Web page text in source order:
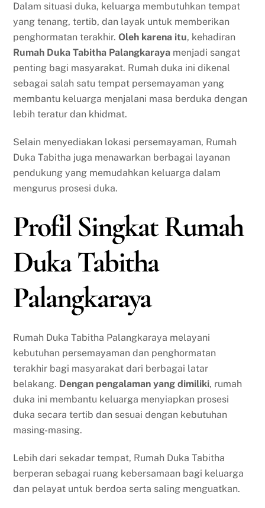
Dalam situasi duka, keluarga membutuhkan tempat
yang tenang, tertib, dan layak untuk memberikan
penghormatan terakhir.Oleh karena itu, kehadiran
Rumah Duka Tabitha Palangkaraya menjadi sangat
penting bagi masyarakat. Rumah duka ini dikenal
sebagai salah satu tempat persemayaman yang
membantu keluarga menjalani masa berduka dengan
lebih teratur dan khidmat.
Selain menyediakan lokasi persemayaman, Rumah
Duka Tabitha juga menawarkan berbagai layanan
pendukung yang memudahkan keluarga dalam
mengurus prosesi duka.
Profil Singkat Rumah
Duka Tabitha
Palangkaraya
Rumah Duka Tabitha Palangkaraya melayani
kebutuhan persemayaman dan penghormatan
terakhir bagi masyarakat dari berbagai latar
belakang. Dengan pengalaman yang dimiliki, rumah
duka ini membantu keluarga menyiapkan prosesi
duka secara tertib dan sesuai dengan kebutuhan
masing-masing.
Lebih dari sekadar tempat, Rumah Duka Tabitha
berperan sebagai ruang kebersamaan bagi keluarga
dan pelayat untuk berdoa serta saling menguatkan.